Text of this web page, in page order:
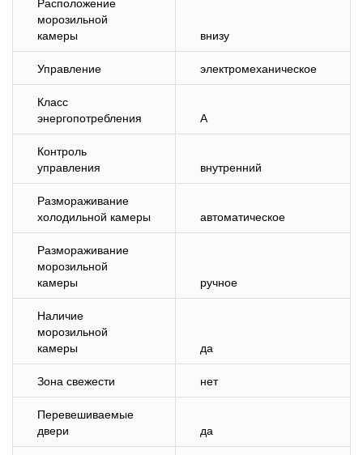
Расположение
морозильной
камеры
внизу
Управление электромеханическое
Класс
энергопотребления
A
Контроль
управления
внутренний
Размораживание
холодильной камеры
автоматическое
Размораживание
морозильной
камеры
ручное
Наличие
морозильной
камеры
да
Зона свежести нет
Перевешиваемые
двери
да